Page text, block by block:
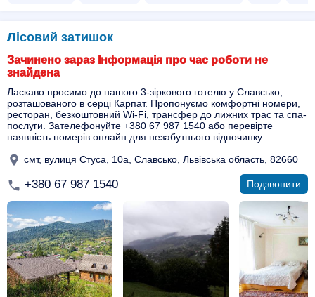
Лісовий затишок
Зачинено зараз Інформація про час роботи не
знайдена
Ласкаво просимо до нашого 3-зіркового готелю у Славсько,
розташованого в серці Карпат. Пропонуємо комфортні номери,
ресторан, безкоштовний Wi-Fi, трансфер до лижних трас та спа-
послуги. Зателефонуйте +380 67 987 1540 або перевірте
наявність номерів онлайн для незабутнього відпочинку.
смт, вулиця Стуса, 10а, Славсько, Львівська область, 82660
+380 67 987 1540 Подзвонити